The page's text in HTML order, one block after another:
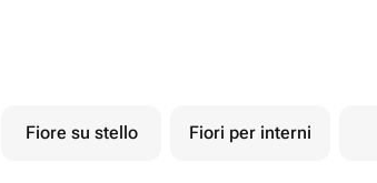
Fiore su stello Fiori per interni